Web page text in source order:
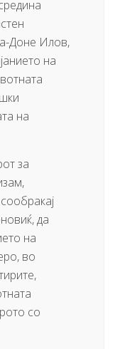
Доне Илов,
на
на
за
да
на
во
со